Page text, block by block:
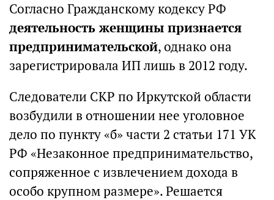
Согласно Гражданскому кодексу РФ
деятельность женщины признается
предпринимательской, однако она
зарегистрировала ИП лишь в 2012 году.
Следователи СКР по Иркутской области
возбудили в отношении нее уголовное
дело по пункту «б» части 2 статьи 171 УК
РФ «Незаконное предпринимательство,
сопряженное с извлечением дохода в
особо крупном размере». Решается